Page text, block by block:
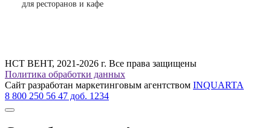
для ресторанов и кафе
НСТ ВЕНТ, 2021-2026 г. Все права защищены
Политика обработки данных
Сайт разработан маркетинговым агентством INQUARTA
8 800 250 56 47 доб. 1234